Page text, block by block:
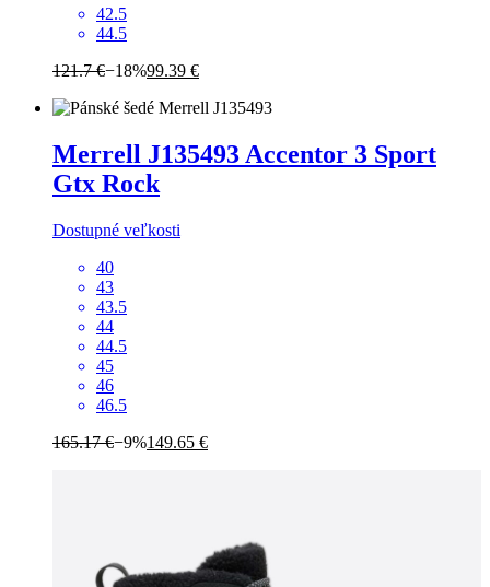
42.5
44.5
121.7 €−18%99.39 €
Merrell J135493 Accentor 3 Sport
Gtx Rock
Dostupné veľkosti
40
43
43.5
44
44.5
45
46
46.5
165.17 €−9%149.65 €